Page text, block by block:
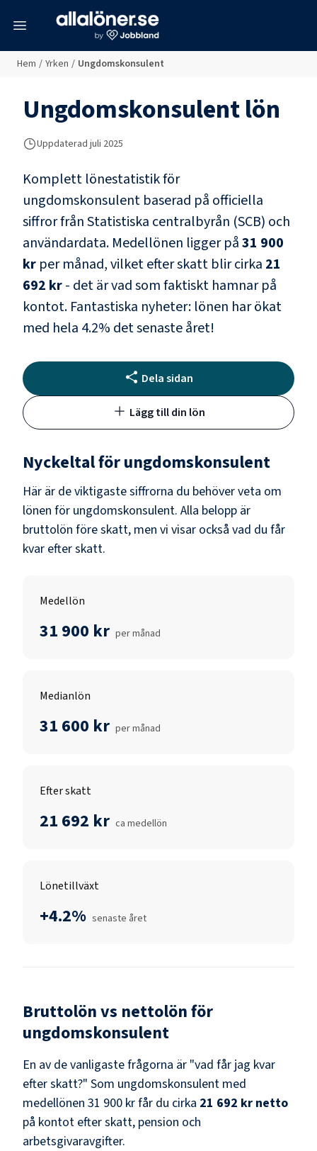
Hem / Yrken / Ungdomskonsulent
Ungdomskonsulentlön
Uppdaterad juli 2025
Komplett lönestatistik för
ungdomskonsulent baserad på officiella
siffror från Statistiska centralbyrån (SCB) och
användardata. Medellönen ligger på31 900
kr per månad, vilket efter skatt blir cirka 21
692 kr- det är vad som faktiskt hamnar på
kontot. Fantastiska nyheter: lönen har ökat
med hela 4.2% det senaste året!
Dela sidan
Lägg till din lön
Nyckeltal förungdomskonsulent
Här är de viktigaste siffrorna du behöver veta om
lönen för ungdomskonsulent. Alla belopp är
bruttolön före skatt, men vi visar också vad du får
kvar efter skatt.
Medellön
31 900 kr per månad
Medianlön
31 600 kr per månad
Efter skatt
21 692 kr ca medellön
Lönetillväxt
+4.2% senaste året
Bruttolön vs nettolön för
ungdomskonsulent
En av de vanligaste frågorna är "vad får jag kvar
efter skatt?" Som ungdomskonsulent med
medellönen 31 900 krfår du cirka 21 692 kr netto
på kontot efter skatt, pension och
arbetsgivaravgifter.